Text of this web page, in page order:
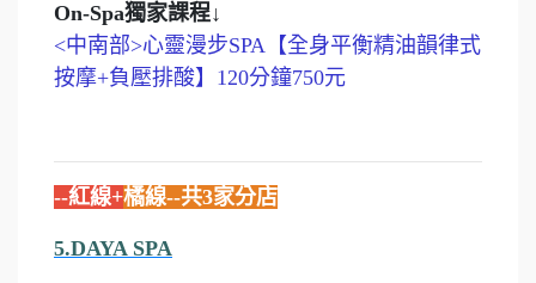
On-Spa獨家課程↓
<中南部>心靈漫步SPA【全身平衡精油韻律式
按摩+負壓排酸】120分鐘750元
--紅線+橘線--共3家分店
5.DAYA SPA